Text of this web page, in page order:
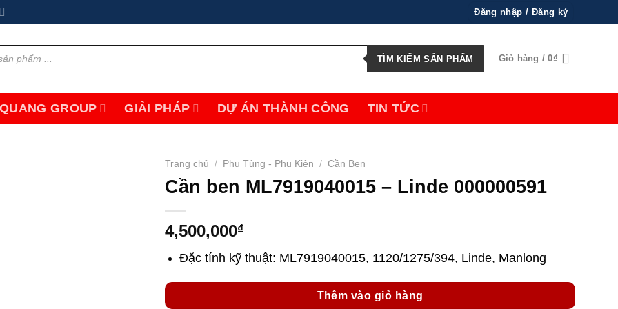
Đăng nhập / Đăng ký
TÌM KIẾM SẢN PHẨM Giỏ hàng /0₫
GROUP GIẢI PHÁP DỰ ÁN THÀNH CÔNG TIN TỨC
Trang chủ / Phụ Tùng - Phụ Kiện / Cần Ben
Cần ben ML7919040015 – Linde 000000591
4,500,000₫
Đặc tính kỹ thuật: ML7919040015, 1120/1275/394, Linde, Manlong
Thêm vào giỏ hàng